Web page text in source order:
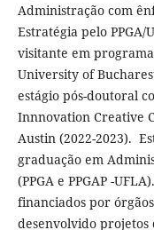
Administração com
Estratégia pelo
visitante em
University of
estágio pós-doutoral
Innnovation Creative
Austin (2022-2023).
graduação em
(PPGA e PPGAP -
financiados por
desenvolvido projetos